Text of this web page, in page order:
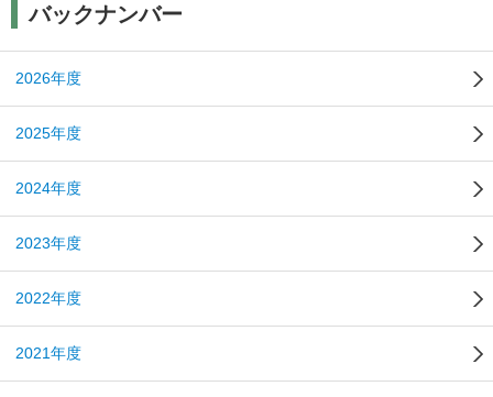
バックナンバー
2026年度
2025年度
2024年度
2023年度
2022年度
2021年度